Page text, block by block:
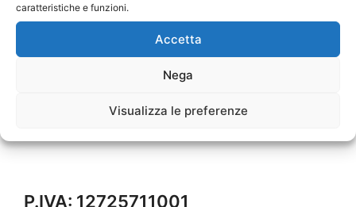
caratteristiche e funzioni.
Accetta
Nega
Visualizza le preferenze
P.IVA: 12725711001